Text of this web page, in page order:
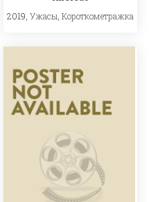
2019,Ужасы ,Короткометражка